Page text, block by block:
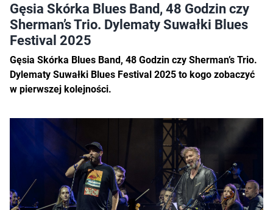
Gęsia Skórka Blues Band, 48 Godzin czy
Sherman’s Trio. Dylematy Suwałki Blues
Festival 2025
Gęsia Skórka Blues Band, 48 Godzin czy Sherman’s Trio.
Dylematy Suwałki Blues Festival 2025 to kogo zobaczyć
w pierwszej kolejności.